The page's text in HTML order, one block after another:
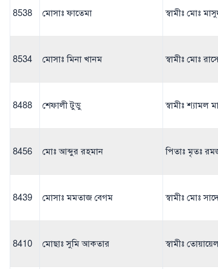
8538 মোসাঃ ফাতেমা স্বামীঃ মোঃ
8534 মোসাঃ মিনা খানম স্বামীঃ মোঃ
8488 শেফালী টুডু স্বামীঃ শ্যামল
8456 মোঃ আব্দুর রহমান পিতাঃ মৃতঃ
8439 মোসাঃ মমতাজ বেগম স্বামীঃ মোঃ
8410 মোছাঃ সুমি আকতার স্বামীঃ